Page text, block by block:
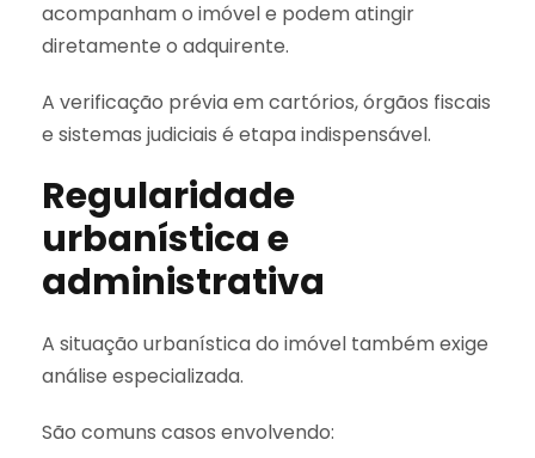
acompanham o imóvel e podem atingir
diretamente o adquirente.
A verificação prévia em cartórios, órgãos fiscais
e sistemas judiciais é etapa indispensável.
Regularidade
urbanística e
administrativa
A situação urbanística do imóvel também exige
análise especializada.
São comuns casos envolvendo: